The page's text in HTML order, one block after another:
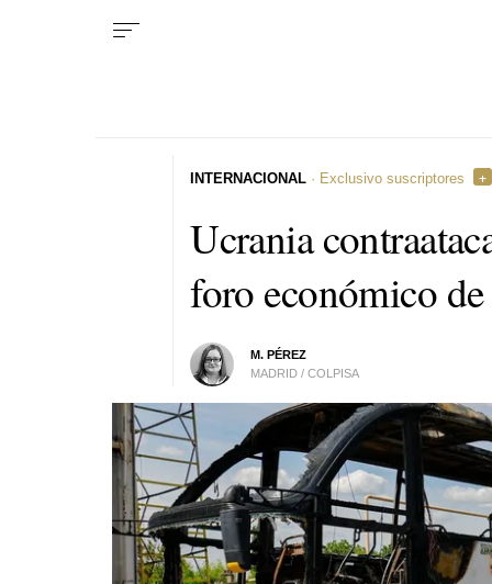
Ucrania
foro económico
M. PÉREZ
MADRID / COLPISA
INTERNACIONAL · Exclusivo suscriptores